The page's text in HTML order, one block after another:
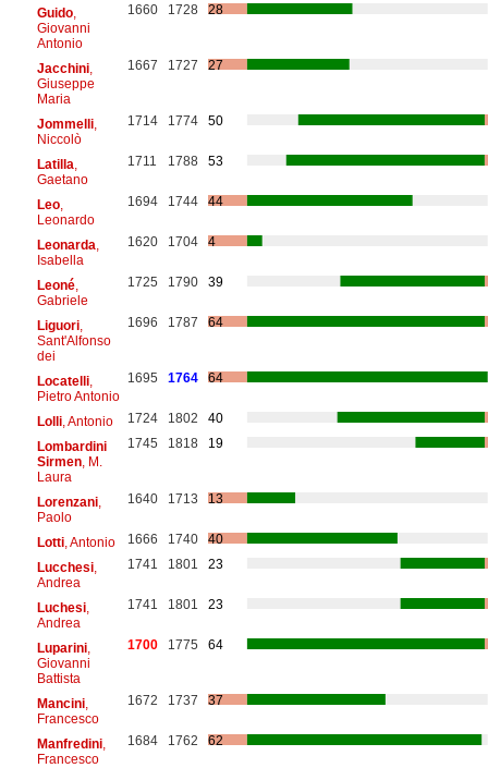
Guido,
Giovanni
Antonio
1660 1728 28
Jacchini,
Giuseppe
Maria
1667 1727 27
Jommelli,
Niccolò
1714 1774 50
Latilla
Gaetano
1711 1788 53
Leo,
Leonardo
1694 1744 44
Leonarda
Isabella
1620 1704 4
Leoné,
Gabriele
1725 1790 39
Liguori,
Sant'Alfonso
dei
1696 1787 64
Locatelli,
Pietro Antonio
1695 1764 64
Lolli, Antonio 1724 1802
40
Lombardini
Sirmen, M.
Laura
1745 1818 19
Lorenzani,
Paolo
1640 1713 13
Lotti, Antonio 1666 1740
40
Lucchesi,
Andrea
1741 1801 23
Luchesi,
Andrea
1741 1801 23
Luparini,
Giovanni
Battista
1700 1775 64
Mancini,
Francesco
1672 1737 37
Manfredini,
Francesco
1684 1762 62